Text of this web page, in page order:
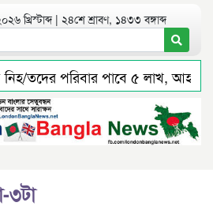
খ্রিস্টাব্দ | ২৪শে শ্রাবণ, ১৪৩৩ বঙ্গাব্দ
নিহ/তদের পরিবার পাবে ৫ লাখ, আহ/
অবৈধ ভাবে বালু উত্তোলনের সত্যতা
৩টা